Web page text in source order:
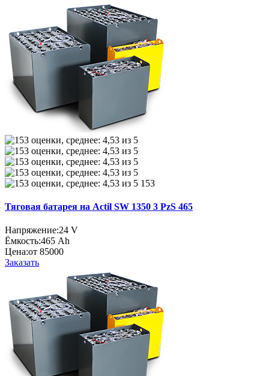
153
Тяговая батарея на Actil SW 1350 3 PzS 465
Напряжение:24 V
Ёмкость:465 Ah
Цена:от 85000
Заказать